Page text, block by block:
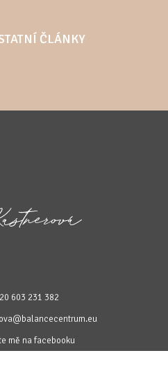
ČLÁNKY
603 231 382
mě na facebooku